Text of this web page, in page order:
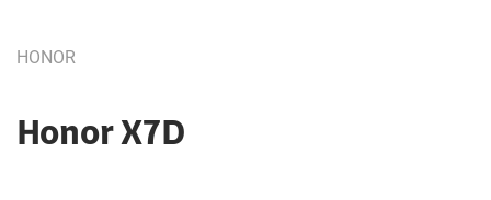
HONOR
Honor X7D